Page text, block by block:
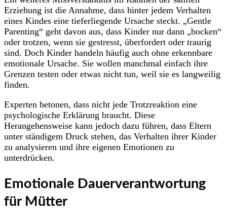
Erziehung ist die Annahme, dass hinter jedem Verhalten
eines Kindes eine tieferliegende Ursache steckt. „Gentle
Parenting“ geht davon aus, dass Kinder nur dann „bocken“
oder trotzen, wenn sie gestresst, überfordert oder traurig
sind. Doch Kinder handeln häufig auch ohne erkennbare
emotionale Ursache. Sie wollen manchmal einfach ihre
Grenzen testen oder etwas nicht tun, weil sie es langweilig
finden.
Experten betonen, dass nicht jede Trotzreaktion eine
psychologische Erklärung braucht. Diese
Herangehensweise kann jedoch dazu führen, dass Eltern
unter ständigem Druck stehen, das Verhalten ihrer Kinder
zu analysieren und ihre eigenen Emotionen zu
unterdrücken.
Emotionale Dauerverantwortung
für Mütter